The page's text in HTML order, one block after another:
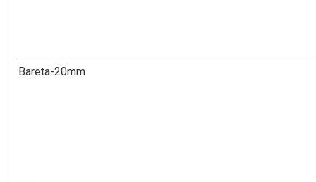
Bareta-20mm